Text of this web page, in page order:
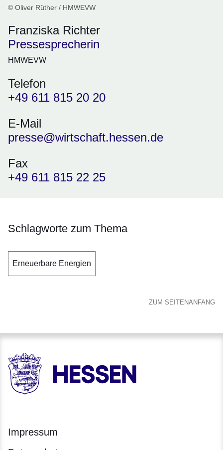
© Oliver Rüther / HMWEVW
Franziska Richter
Pressesprecherin
HMWEVW
Telefon
+49 611 815 20 20
E-Mail
presse@wirtschaft.hessen.de
Fax
+49 611 815 22 25
Schlagworte zum Thema
Erneuerbare Energien
ZUM SEITENANFANG
HESSEN - Hessische Landesregierung
Impressum